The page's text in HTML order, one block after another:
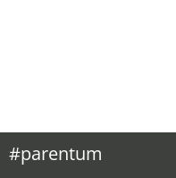
#parentum